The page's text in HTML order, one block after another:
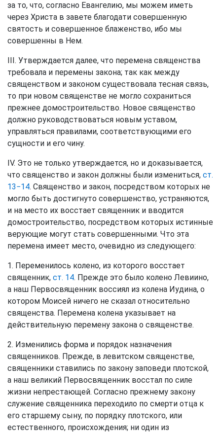
за то, что, согласно Евангелию, мы можем иметь
через Христа в завете благодати совершенную
святость и совершенное блаженство, ибо мы
совершенны в Нем.
III. Утверждается далее, что перемена священства
требовала и перемены закона; так как между
священством и законом существовала тесная связь,
то при новом священстве не могло сохраниться
прежнее домостроительство. Новое священство
должно руководствоваться новым уставом,
управляться правилами, соответствующими его
сущности и его чину.
IV. Это не только утверждается, но и доказывается,
что священство и закон должны были измениться, ст.
13−14. Священство и закон, посредством которых не
могло быть достигнуто совершенство, устраняются,
и на место их восстает священник и вводится
домостроительство, посредством которых истинные
верующие могут стать совершенными. Что эта
перемена имеет место, очевидно из следующего:
1. Переменилось колено, из которого восстает
священник, ст. 14. Прежде это было колено Левиино,
а наш Первосвященник воссиял из колена Иудина, о
котором Моисей ничего не сказал относительно
священства. Перемена колена указывает на
действительную перемену закона о священстве.
2. Изменились форма и порядок назначения
священников. Прежде, в левитском священстве,
священники ставились по закону заповеди плотской,
а наш великий Первосвященник восстал по силе
жизни непрестающей. Согласно прежнему закону
служение священника переходило по смерти отца к
его старшему сыну, по порядку плотского, или
естественного, происхождения; ни один из